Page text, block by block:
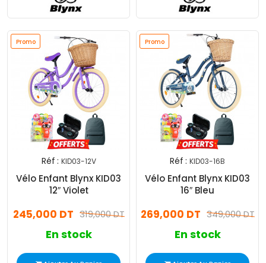
Promo
Réf : KID03-12V
Vélo Enfant Blynx KID03
12″ Violet
319,000 DT
245,000 DT
En stock
Promo
Réf : KID03-16B
Vélo Enfant Blynx KID03
16″ Bleu
349,000 DT
269,000 DT
En stock